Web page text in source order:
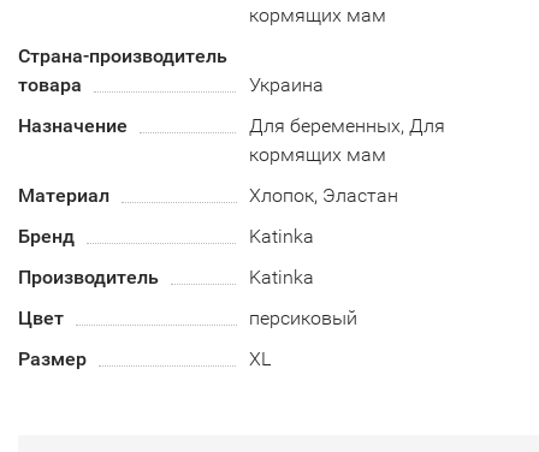
кормящих мам
Страна-производитель
товара
Украина
Назначение
Для беременных, Для
кормящих мам
Материал
Хлопок, Эластан
Бренд
Katinka
Производитель
Katinka
Цвет
персиковый
Размер
XL